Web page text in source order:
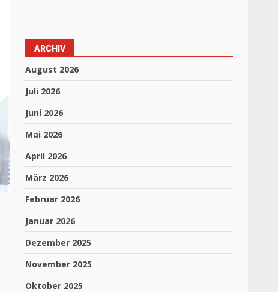
ARCHIV
August 2026
Juli 2026
Juni 2026
Mai 2026
April 2026
März 2026
Februar 2026
Januar 2026
Dezember 2025
November 2025
Oktober 2025